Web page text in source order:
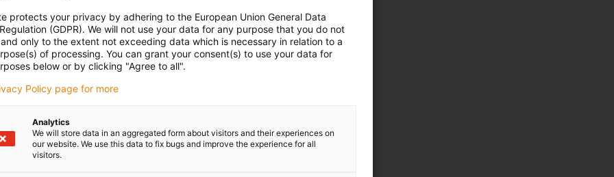
protects your privacy by adhering to the European Union General Data
(GDPR). We will not use your data for any purpose that you do not
only to the extent not exceeding data which is necessary in relation to a
of processing. You can grant your consent(s) to use your data for
below or by clicking "Agree to all".
Policy page for more
Analytics
We will store data in an aggregated form about visitors and their experiences on
our website. We use this data to fix bugs and improve the experience for all
visitors.